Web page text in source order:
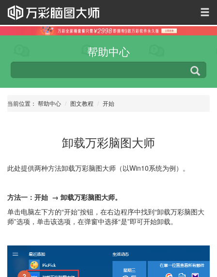
帮助中心
当前位置： 帮助中心 图文教程 开始
卸载万彩脑图大师
此处提供两种方法卸载万彩脑图大师（以Win10系统为例）。
方法一：开始 → 卸载万彩脑图大师。
单击电脑左下方的“开始”按钮，在右边程序中找到“卸载万彩脑图大
师”选项，单击该选项，在弹窗中选择“是”即可开始卸载。